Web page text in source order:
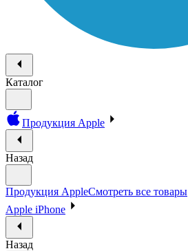
Каталог
Продукция Apple
Назад
Продукция AppleСмотреть все товары
Apple iPhone
Назад